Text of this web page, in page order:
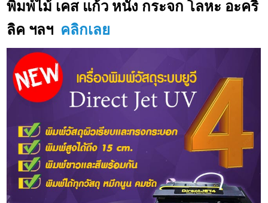
พิมพ์ไม้ เคส แก้ว หนัง กระจก โลหะ อะคริ
ลิค ฯลฯ คลิกเลย